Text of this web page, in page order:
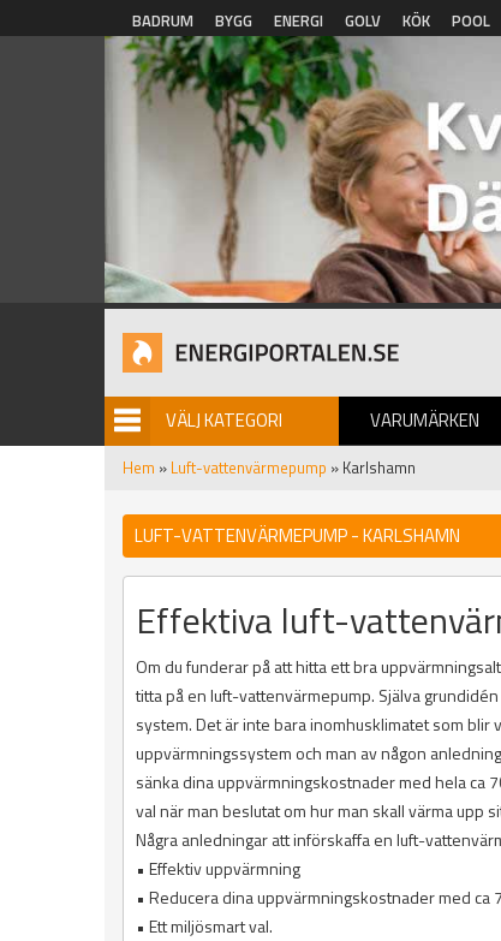
Hoppa till huvudinnehåll
BADRUM BYGG ENERGI GOLV KÖK POOL
VÄLJ KATEGORI VARUMÄRKEN
BILDGALLERI
Hem » Luft-vattenvärmepump » Karlshamn
LUFT-VATTENVÄRMEPUMP - KARLSHAMN
Effektiva luft-
Om du funderar på att hitta ett bra
titta på en luft-vattenvärmepump. Själva
system. Det är inte bara inomhusklimatet som
uppvärmningssystem och man av någon
sänka dina uppvärmningskostnader med hela ca
val när man beslutat om hur man skall värma upp
Några anledningar att införskaffa en luft-
• Effektiv uppvärmning
• Reducera dina uppvärmningskostnader med ca
• Ett miljösmart val.